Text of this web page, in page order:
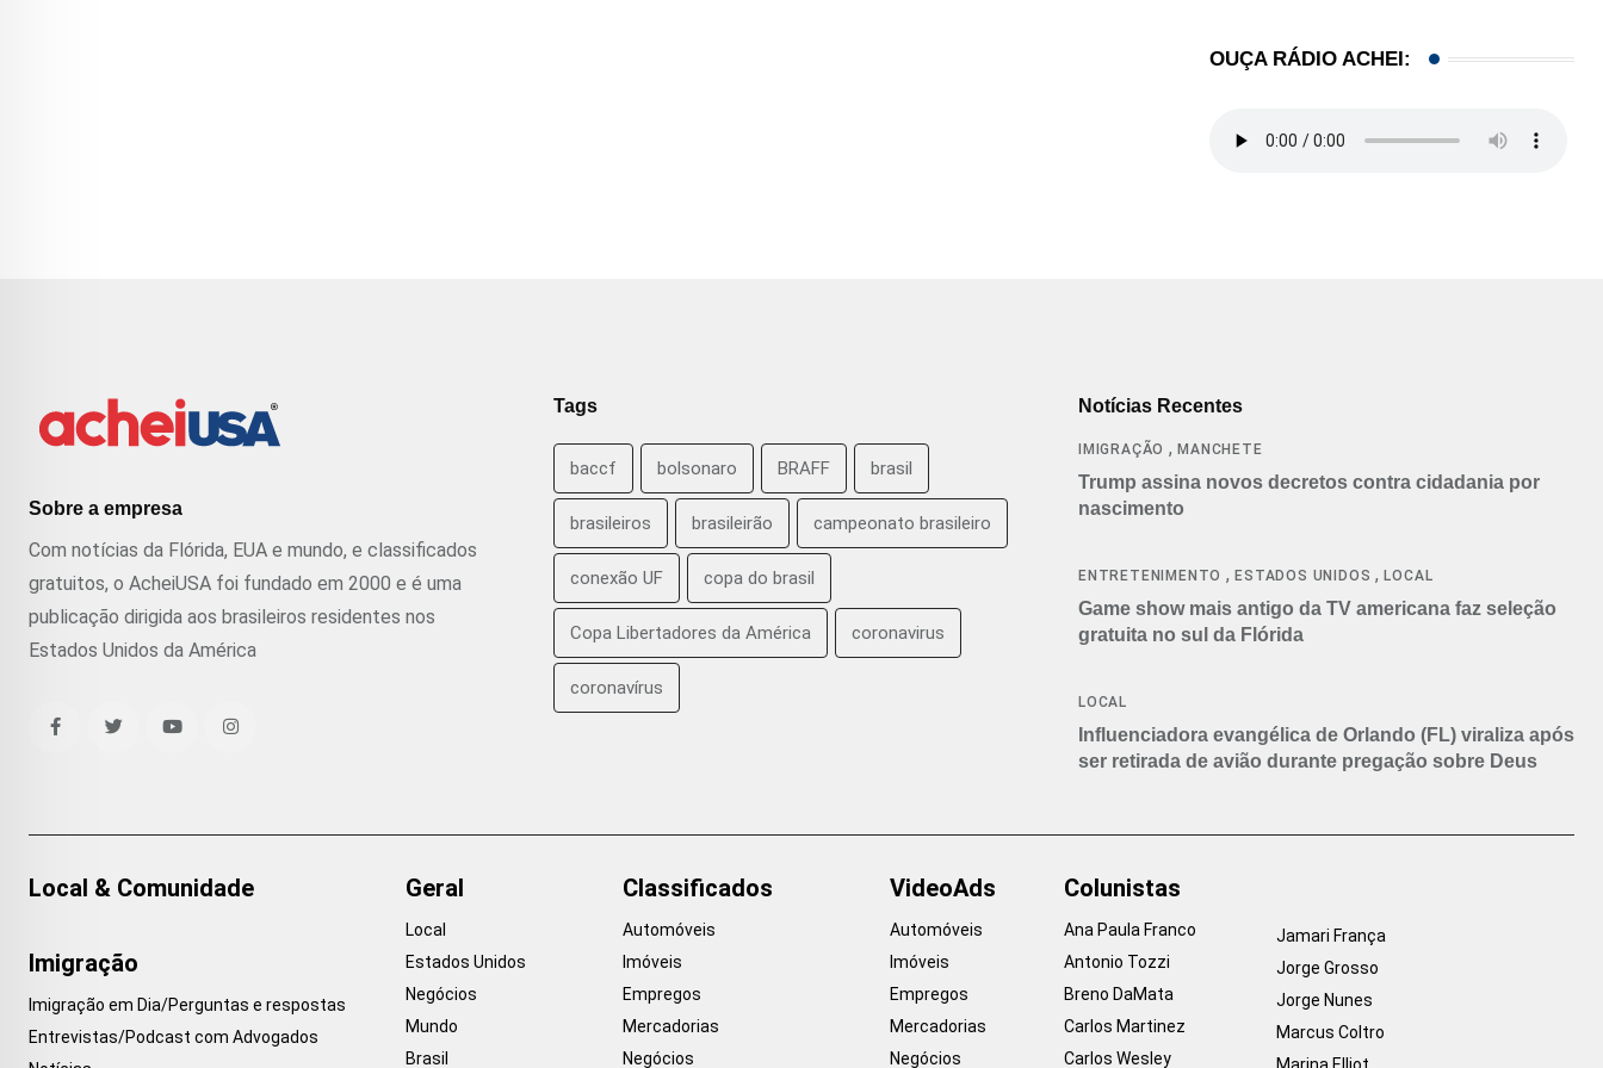
OUÇA RÁDIO ACHEI:
Sobre a empresa
Com notícias da Flórida, EUA e mundo, e classificados
gratuitos, o AcheiUSA foi fundado em 2000 e é uma
publicação dirigida aos brasileiros residentes nos
Estados Unidos da América
Tags
baccf bolsonaro BRAFF brasil
brasileiros brasileirão campeonato brasileiro
conexão UF copa do brasil
Copa Libertadores da América coronavirus
coronavírus
Notícias Recentes
IMIGRAÇÃO ,MANCHETE
Trump assina novos decretos contra cidadania por
nascimento
ENTRETENIMENTO ,ESTADOS UNIDOS ,LOCAL
Game show mais antigo da TV americana faz seleção
gratuita no sul da Flórida
LOCAL
Influenciadora evangélica de Orlando (FL) viraliza após
ser retirada de avião durante pregação sobre Deus
Local & Comunidade
Imigração
Imigração em Dia/Perguntas e respostas
Entrevistas/Podcast com Advogados
Geral
Local
Estados Unidos
Negócios
Mundo
Brasil
Classificados
Automóveis
Imóveis
Empregos
Mercadorias
Negócios
VideoAds
Automóveis
Imóveis
Empregos
Mercadorias
Negócios
Colunistas
Ana Paula Franco
Antonio Tozzi
Breno DaMata
Carlos Martinez
Carlos Wesley
Jamari França
Jorge Grosso
Jorge Nunes
Marcus Coltro